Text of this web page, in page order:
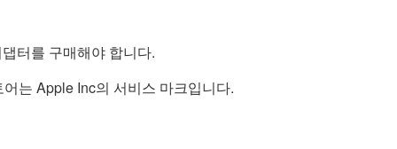
터를 구매해야 합니다.
는 Apple Inc의 서비스 마크입니다.